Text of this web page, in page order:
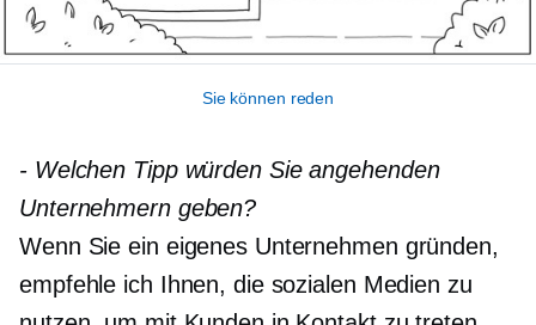
Sie können reden
-Welchen Tipp würden Sie angehenden
Unternehmern geben?
Wenn Sie ein eigenes Unternehmen gründen,
empfehle ich Ihnen, die sozialen Medien zu